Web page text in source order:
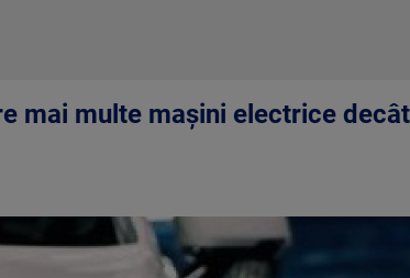
mai multe mașini electrice